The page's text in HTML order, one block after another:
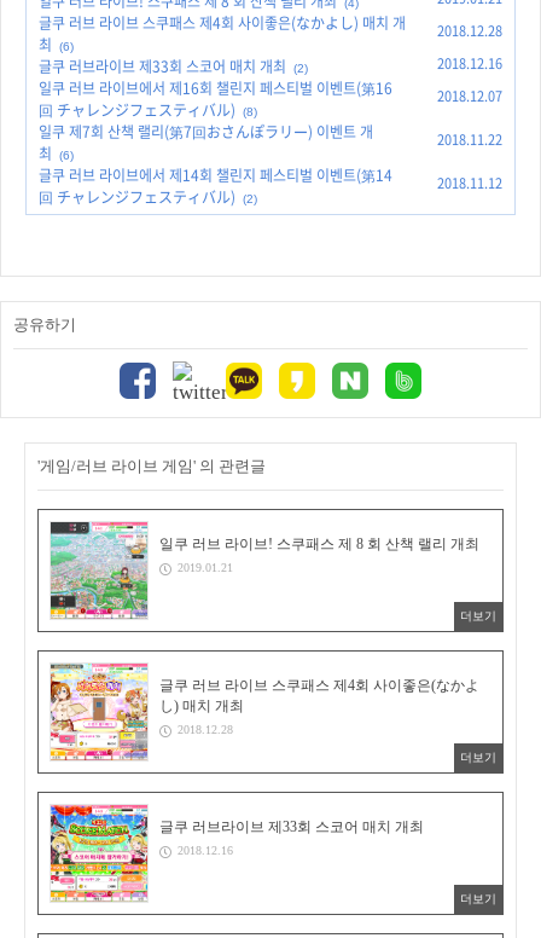
(4)
글쿠 러브 라이브 스쿠패스 제4회 사이좋은(なかよし) 매치 개
최
(6)
2018.12.28
글쿠 러브라이브 제33회 스코어 매치 개최 (2) 2018.12.16
일쿠 러브 라이브에서 제16회 챌린지 페스티벌 이벤트(第16
回 チャレンジフェスティバル)
(8)
2018.12.07
일쿠 제7회 산책 랠리(第7回おさんぽラリー) 이벤트 개
최
(6)
2018.11.22
글쿠 러브 라이브에서 제14회 챌린지 페스티벌 이벤트(第14
回 チャレンジフェスティバル)
(2)
2018.11.12
공유하기
'게임/러브 라이브 게임' 의 관련글
일쿠 러브 라이브! 스쿠패스 제 8 회 산책 랠리 개최
2019.01.21
더보기
글쿠 러브 라이브 스쿠패스 제4회 사이좋은(なかよ
し) 매치 개최
2018.12.28
더보기
글쿠 러브라이브 제33회 스코어 매치 개최
2018.12.16
더보기